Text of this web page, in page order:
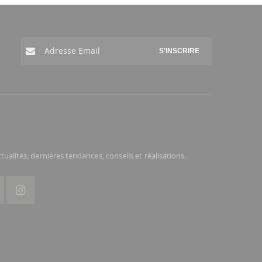
S'INSCRIRE
dernières tendances, conseils et réalisations.